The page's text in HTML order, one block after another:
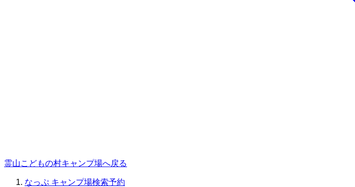
霊山こどもの村キャンプ場へ戻る
なっぷ キャンプ場検索予約